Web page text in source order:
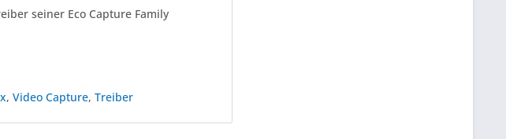
seiner Eco Capture Family
,Video Capture,Treiber